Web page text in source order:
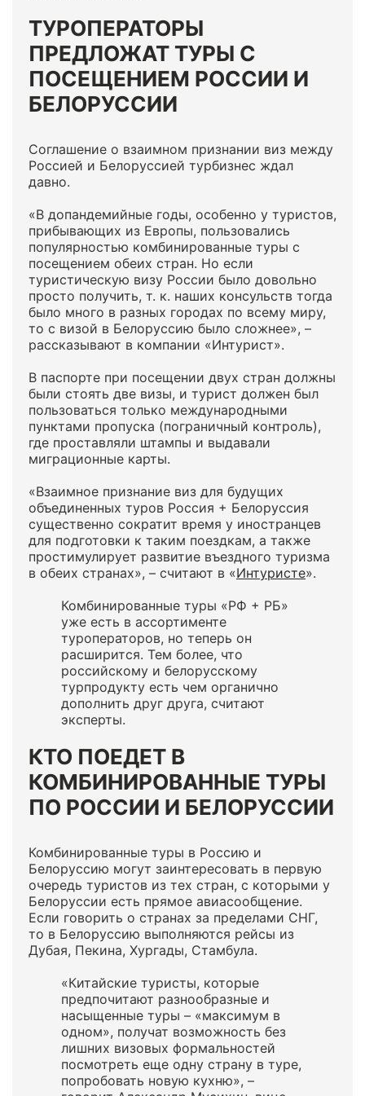
ТУРОПЕРАТОРЫ
ПРЕДЛОЖАТ ТУРЫ С
ПОСЕЩЕНИЕМ РОССИИ И
БЕЛОРУССИИ
Соглашение о взаимном признании виз между
Россией и Белоруссией турбизнес ждал
давно.
«В допандемийные годы, особенно у туристов,
прибывающих из Европы, пользовались
популярностью комбинированные туры с
посещением обеих стран. Но если
туристическую визу России было довольно
просто получить, т. к. наших консульств тогда
было много в разных городах по всему миру,
то с визой в Белоруссию было сложнее», –
рассказывают в компании «Интурист».
В паспорте при посещении двух стран должны
были стоять две визы, и турист должен был
пользоваться только международными
пунктами пропуска (пограничный контроль),
где проставляли штампы и выдавали
миграционные карты.
«Взаимное признание виз для будущих
объединенных туров Россия + Белоруссия
существенно сократит время у иностранцев
для подготовки к таким поездкам, а также
простимулирует развитие въездного туризма
в обеих странах», – считают в «Интуристе».
Комбинированные туры «РФ + РБ»
уже есть в ассортименте
туроператоров, но теперь он
расширится. Тем более, что
российскому и белорусскому
турпродукту есть чем органично
дополнить друг друга, считают
эксперты.
КТО ПОЕДЕТ В
КОМБИНИРОВАННЫЕ ТУРЫ
ПО РОССИИ И БЕЛОРУССИИ
Комбинированные туры в Россию и
Белоруссию могут заинтересовать в первую
очередь туристов из тех стран, с которыми у
Белоруссии есть прямое авиасообщение.
Если говорить о странах за пределами СНГ,
то в Белоруссию выполняются рейсы из
Дубая, Пекина, Хургады, Стамбула.
«Китайские туристы, которые
предпочитают разнообразные и
насыщенные туры – «максимум в
одном», получат возможность без
лишних визовых формальностей
посмотреть еще одну страну в туре,
попробовать новую кухню», –